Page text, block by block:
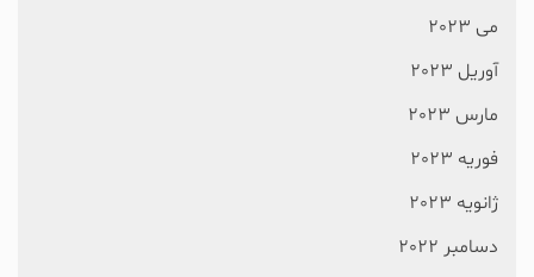
می 2023
آوریل 2023
مارس 2023
فوریه 2023
ژانویه 2023
دسامبر 2022